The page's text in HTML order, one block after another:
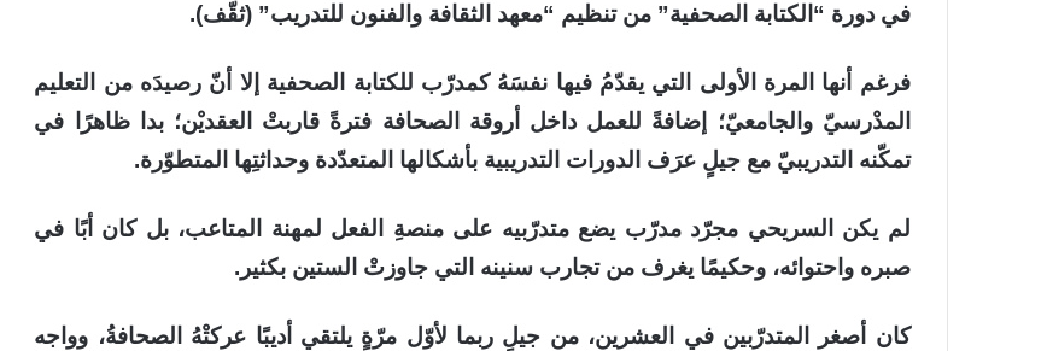
في دورة “الكتابة الصحفية” من تنظيم “معهد الثقافة والفنون للتدريب” (ثقّف).
فرغم أنها المرة الأولى التي يقدّمُ فيها نفسَهُ كمدرّب للكتابة الصحفية إلا أنّ رصيدَه من التعليم
المدْرسيّ والجامعيّ؛ إضافةً للعمل داخل أروقة الصحافة فترةً قاربتْ العقديْن؛ بدا ظاهرًا في
تمكّنه التدريبيّ مع جيلٍ عرَف الدورات التدريبية بأشكالها المتعدّدة وحداثتِها المتطوّرة.
لم يكن السريحي مجرّد مدرّب يضع متدرّبيه على منصةِ الفعل لمهنة المتاعب، بل كان أبًا في
صبره واحتوائه، وحكيمًا يغرف من تجارب سنينه التي جاوزتْ الستين بكثير.
كان أصغر المتدرّبين في العشرين، من جيلٍ ربما لأوّل مرّةٍ يلتقي أديبًا عركتْهُ الصحافةُ، وواجه